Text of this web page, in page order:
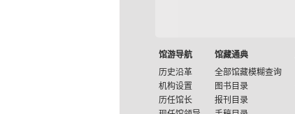
馆游导航
历史沿革
机构设置
历任馆长
馆藏通典
全部馆藏模糊查询
图书目录
报刊目录